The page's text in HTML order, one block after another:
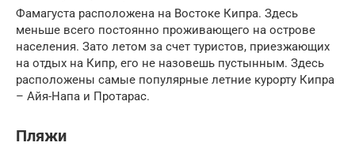
Фамагуста расположена на Востоке Кипра. Здесь
меньше всего постоянно проживающего на острове
населения. Зато летом за счет туристов, приезжающих
на отдых на Кипр, его не назовешь пустынным. Здесь
расположены самые популярные летние курорту Кипра
– Айя-Напа и Протараc.
Пляжи